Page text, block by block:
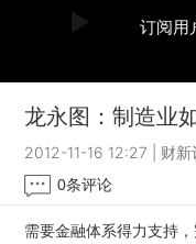
订阅用
龙永图：制造业
2012-11-16 12:27 财新
0条评论
需要金融体系得力支持